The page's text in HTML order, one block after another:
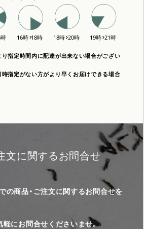
指定時間内に配達が出来ない場合がござい
指定がない方がより早くお届けできる場合
文に関するお問合せ
の商品・ご注文に関するお問合せを
軽にお問合せくださいませ。